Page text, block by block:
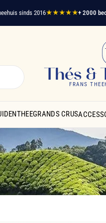
sinds 2016★★★★★+ 2000
Thés &
FRANS
GRANDS CRUS